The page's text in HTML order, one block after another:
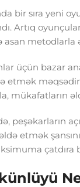
bir sıra yeni
Artıq
metodlarla
üçün bazar
etmək
mükafatların
peşəkarların
etmək
çatdıra